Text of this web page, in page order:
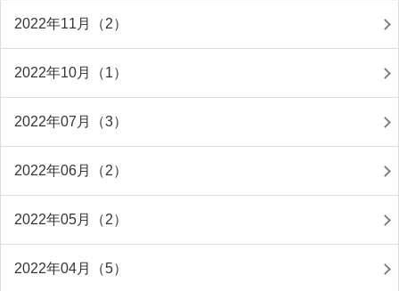
2022年11月（2）
2022年10月（1）
2022年07月（3）
2022年06月（2）
2022年05月（2）
2022年04月（5）